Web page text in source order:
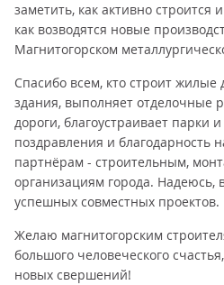
заметить, как активно строится
как возводятся новые
Магнитогорском
Спасибо всем, кто строит
здания, выполняет отделочные
дороги, благоустраивает парки
поздравления и
партнёрам - строительным,
организациям города. Надеюсь,
успешных совместных проектов.
Желаю магнитогорским
большого человеческого
новых свершений!